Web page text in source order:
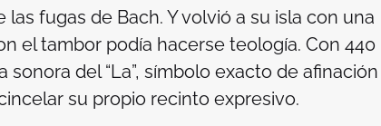
fugas de Bach. Y volvió a su isla con una
el tambor podía hacerse teología. Con 440
del “La”, símbolo exacto de afinación
su propio recinto expresivo.